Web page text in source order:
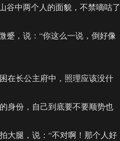
中两个人的面貌，不禁嘀咕了
，说：“你这么一说，倒好像
长公主府中，照理应该没什
份，自己到底要不要顺势也
腿，说：“不对啊！那个人好